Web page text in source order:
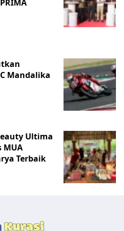
Mandalika
Ultima
MUA
Terbaik